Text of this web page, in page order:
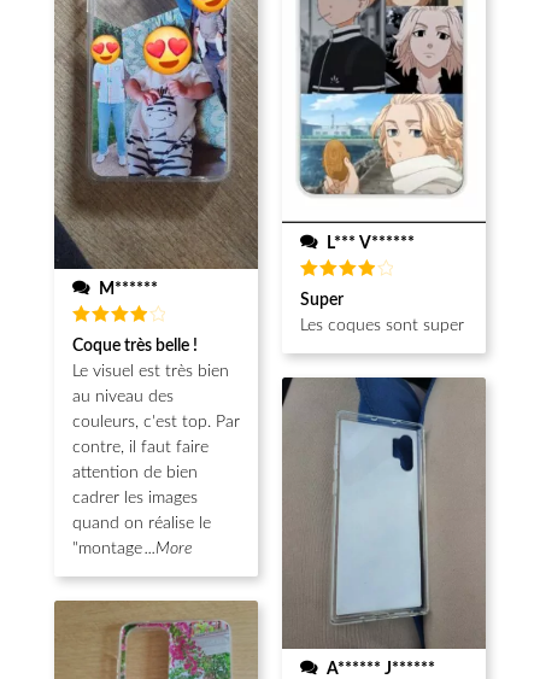
M******
Note4
sur 5
Coque très belle !
Le visuel est très bien
au niveau des
couleurs, c'est top. Par
contre, il faut faire
attention de bien
cadrer les images
quand on réalise le
"montage...More
L*** V******
Note
sur 5
Super
Les coques sont super
A****** J******